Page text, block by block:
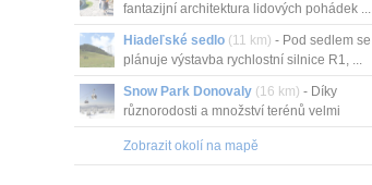
fantazijní architektura lidových pohádek ...
Hiadeľské sedlo (11 km) - Pod sedlem se
plánuje výstavba rychlostní silnice R1, ...
Snow Park Donovaly (16 km) - Díky
různorodosti a množství terénů velmi
vyhledávan...
Zobrazit okolí na mapě